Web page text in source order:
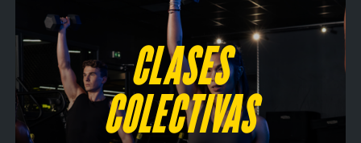
CLASES
COLECTIVAS